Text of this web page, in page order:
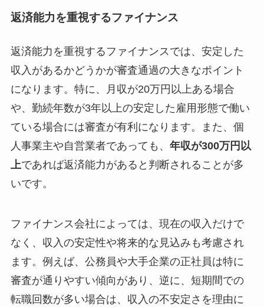
返済能力を重視するファイナンス
返済能力を重視するファイナンスでは、安定した
収入があるかどうかが審査通過の大きなポイント
になります。特に、月収が20万円以上ある場合
や、勤続年数が3年以上の安定した雇用形態で働い
ている場合には審査が有利になります。また、個
人事業主や自営業者であっても、 年収が300万円以
上であれば返済能力があると判断されることが多
いです。
ファイナンス会社によっては、現在の収入だけで
なく、収入の安定性や将来的な見込みも考慮され
ます。例えば、公務員や大手企業の正社員は特に
審査が通りやすい傾向があり、逆に、短期間での
転職回数が多い場合は、収入の不安定さを理由に